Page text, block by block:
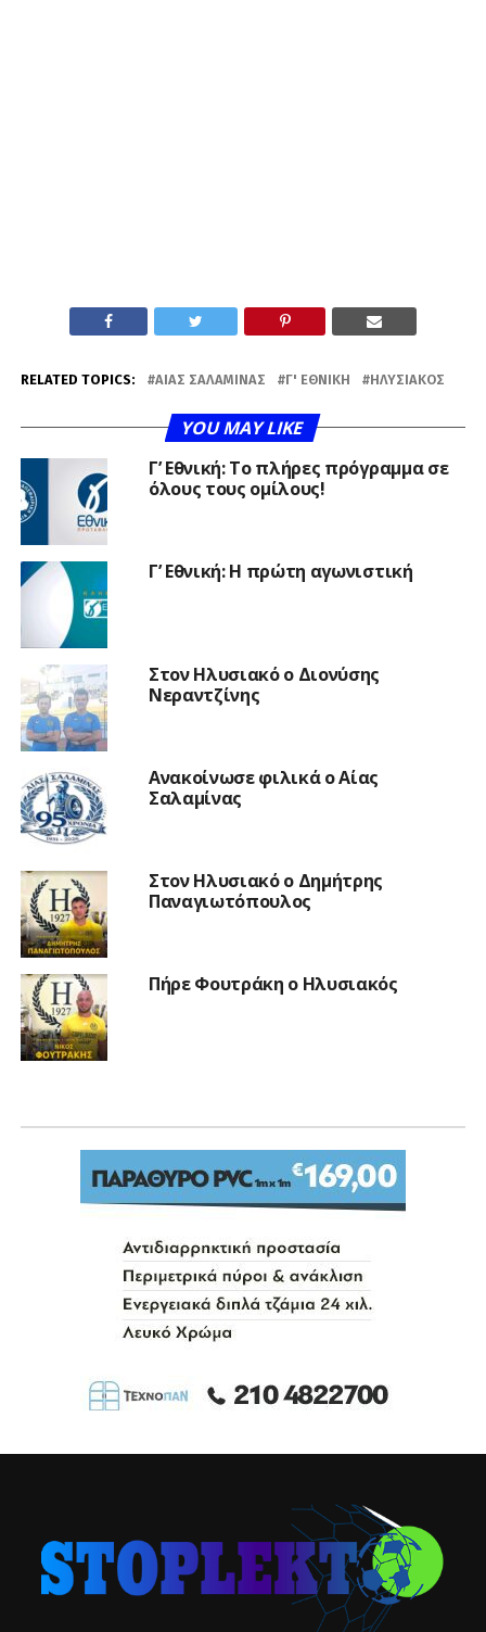
RELATED TOPICS: ΑΊΑΣ ΣΑΛΑΜΊΝΑΣ Γ' ΕΘΝΙΚΉ ΗΛΥΣΙΑΚΌΣ
YOU MAY LIKE
Γ’ Εθνική: Το πλήρες πρόγραμμα σε
όλους τους ομίλους!
Γ’ Εθνική: Η πρώτη αγωνιστική
Στον Ηλυσιακό ο Διονύσης
Νεραντζίνης
Ανακοίνωσε φιλικά ο Αίας
Σαλαμίνας
Στον Ηλυσιακό ο Δημήτρης
Παναγιωτόπουλος
Πήρε Φουτράκη ο Ηλυσιακός
6ΟΣ ΌΜΙΛΟΣ
ΑΕ Σαρωνικός Αίγινας- Εθνικός
Πειραιά 0-1
Published 4 έτη ago on 27/10/2022
Φώτη Περιφάνη